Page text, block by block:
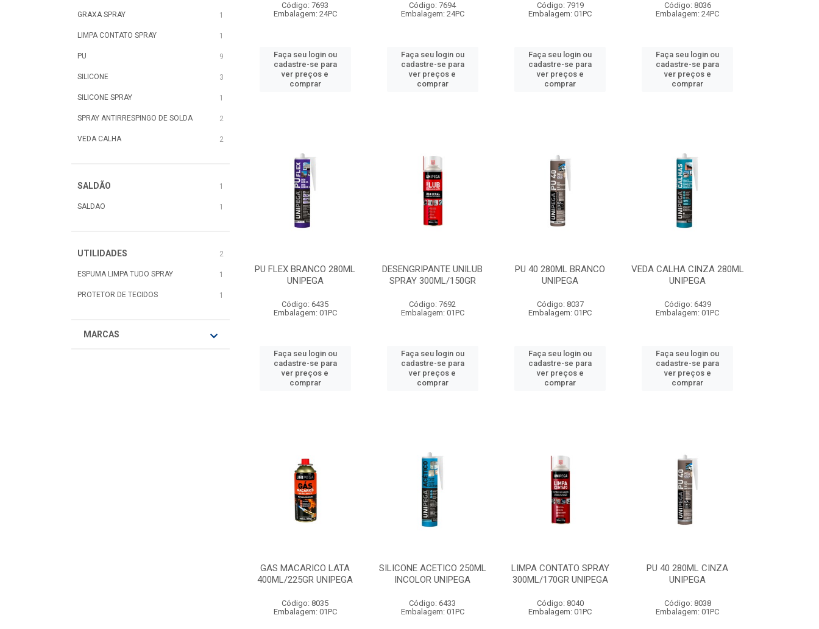
GRAXA SPRAY 1
LIMPA CONTATO SPRAY 1
PU 9
SILICONE 3
SILICONE SPRAY 1
SPRAY ANTIRRESPINGO DE SOLDA 2
VEDA CALHA 2
SALDÃO 1
SALDAO 1
UTILIDADES 2
ESPUMA LIMPA TUDO SPRAY 1
PROTETOR DE TECIDOS 1
MARCAS
Código: 7693
Embalagem: 24PC
Faça seu login ou
cadastre-se para
ver preços e
comprar
Código: 7694
Embalagem: 24PC
Faça seu login ou
cadastre-se para
ver preços e
comprar
Código: 7919
Embalagem: 01PC
Faça seu login ou
cadastre-se para
ver preços e
comprar
Código: 8036
Embalagem: 24PC
Faça seu login ou
cadastre-se para
ver preços e
comprar
PU FLEX BRANCO 280ML
UNIPEGA
Código: 6435
Embalagem: 01PC
Faça seu login ou
cadastre-se para
ver preços e
comprar
DESENGRIPANTE UNILUB
SPRAY 300ML/150GR
Código: 7692
Embalagem: 01PC
Faça seu login ou
cadastre-se para
ver preços e
comprar
PU 40 280ML BRANCO
UNIPEGA
Código: 8037
Embalagem: 01PC
Faça seu login ou
cadastre-se para
ver preços e
comprar
VEDA CALHA CINZA 280ML
UNIPEGA
Código: 6439
Embalagem: 01PC
Faça seu login ou
cadastre-se para
ver preços e
comprar
GAS MACARICO LATA
400ML/225GR UNIPEGA
Código: 8035
Embalagem: 01PC
SILICONE ACETICO 250ML
INCOLOR UNIPEGA
Código: 6433
Embalagem: 01PC
LIMPA CONTATO SPRAY
300ML/170GR UNIPEGA
Código: 8040
Embalagem: 01PC
PU 40 280ML CINZA
UNIPEGA
Código: 8038
Embalagem: 01PC